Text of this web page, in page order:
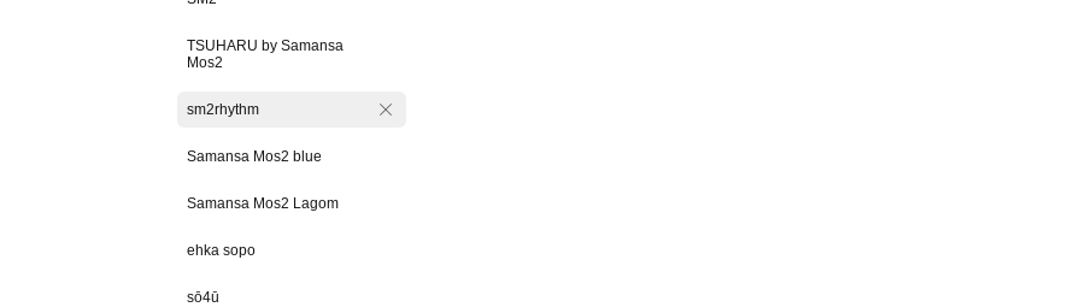
TSUHARU by Samansa
Mos2
sm2rhythm
Samansa Mos2 blue
Samansa Mos2 Lagom
ehka sopo
sō4ū